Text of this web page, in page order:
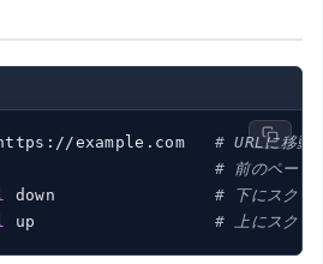
example.com # URLに移動
# 前のページ
down # 下にスクロ
up # 上にスクロ